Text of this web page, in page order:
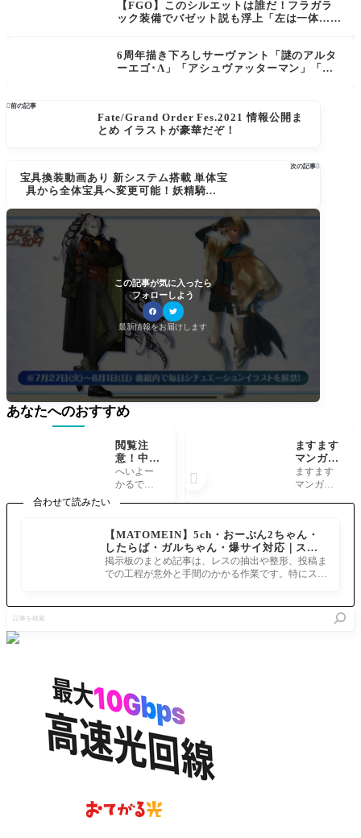
【FGO】このシルエットは誰だ！フラガラ
ック装備でバゼット説も浮上「左は一体…」
6周年描き下ろしサーヴァント「謎のアルタ
ーエゴ･Λ」「アシュヴァッターマン」「卑
前の記事
Fate/Grand Order Fes.2021 情報公開ま
とめ イラストが豪華だぞ！
次の記事
宝具換装動画あり 新システム搭載 単体宝
具から全体宝具へ変更可能！妖精騎士ラ
ルも星４で実装[FGO]
この記事が気に入ったら
フォローしよう
最新情報をお届けします
合わせて読みたい
【MATOMEIN】5ch・おーぷん2ちゃん・
したらば・ガルちゃん・爆サイ対応｜スマ
ホでまとめ記事を作れるアプリ FGOのまと
め記事ができるまで
掲示板のまとめ記事は、レスの抽出や整形、投稿ま
での工程が意外と手間のかかる作業です。特にスマ
を
検
あなたへのおすすめ
閲覧注
意！中華
リーク？
今年の水
や如何に
[FGO水
着]
へいよー
かるでら
ななさそ
うな判別
つきにく
いところ
ますます
マンガで
分かる!F
GO 第25
姻届けを
出しちゃ
えばメア
リー・ペ
ん」6月3
ますます
マンガで
問題 https://
www.fate-g
o.jp/manga_
fgo3/comic2
